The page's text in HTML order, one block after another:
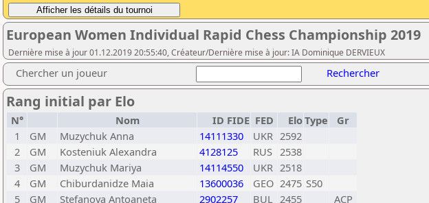
European Women Individual Rapid Chess Championship 2019
Dernière mise à jour 01.12.2019 20:55:40, Créateur/Dernière mise à jour: IA Dominique DERVIEUX
Chercher un joueur Rechercher
Rang initial par Elo
N° Nom ID FIDE FED EloType
Gr
1
GM Muzychuk Anna 14111330 UKR 2592
2
GM Kosteniuk Alexandra 4128125 RUS 2538
3
GM Muzychuk Mariya 14114550 UKR 2518
4
GM Chiburdanidze Maia 13600036 GEO 2475 S50
5
GM Stefanova Antoaneta 2902257 BUL 2455
ACP